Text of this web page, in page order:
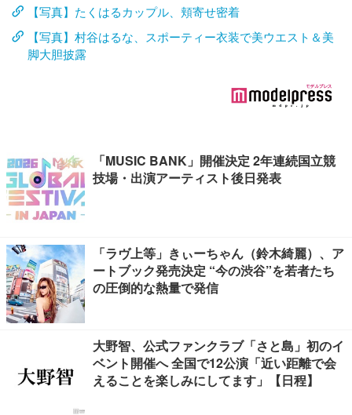
【写真】たくはるカップル、頬寄せ密着
【写真】村谷はるな、スポーティー衣装で美ウエスト＆美
脚大胆披露
「MUSIC BANK」開催決定 2年連続国立競
技場・出演アーティスト後日発表
「ラヴ上等」きぃーちゃん（鈴木綺麗）、ア
ートブック発売決定 “今の渋谷”を若者たち
の圧倒的な熱量で発信
大野智、公式ファンクラブ「さと島」初のイ
ベント開催へ 全国で12公演「近い距離で会
えることを楽しみにしてます」【日程】